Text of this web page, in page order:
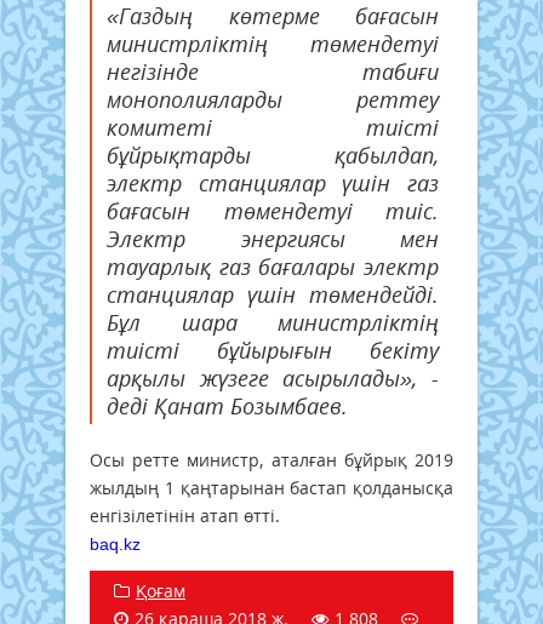
«Газдың көтерме бағасын
министрліктің төмендетуі
негізінде табиғи
монополияларды реттеу
комитеті тиісті
бұйрықтарды қабылдап,
электр станциялар үшін газ
бағасын төмендетуі тиіс.
Электр энергиясы мен
тауарлық газ бағалары электр
станциялар үшін төмендейді.
Бұл шара министрліктің
тиісті бұйырығын бекіту
арқылы жүзеге асырылады», -
деді Қанат Бозымбаев.
Осы ретте министр, аталған бұйрық 2019
жылдың 1 қаңтарынан бастап қолданысқа
енгізілетінін атап өтті.
baq.kz
Қоғам
26 қараша 2018 ж.
1 808